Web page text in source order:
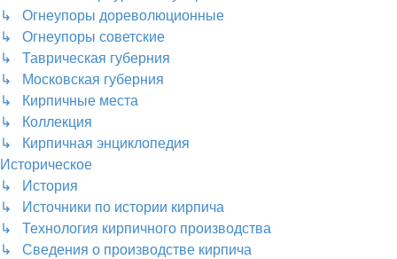
↳ Огнеупоры дореволюционные
↳ Огнеупоры советские
↳ Таврическая губерния
↳ Московская губерния
↳ Кирпичные места
↳ Коллекция
↳ Кирпичная энциклопедия
Историческое
↳ История
↳ Источники по истории кирпича
↳ Технология кирпичного производства
↳ Сведения о производстве кирпича